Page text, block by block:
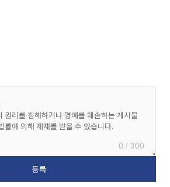
0 / 300